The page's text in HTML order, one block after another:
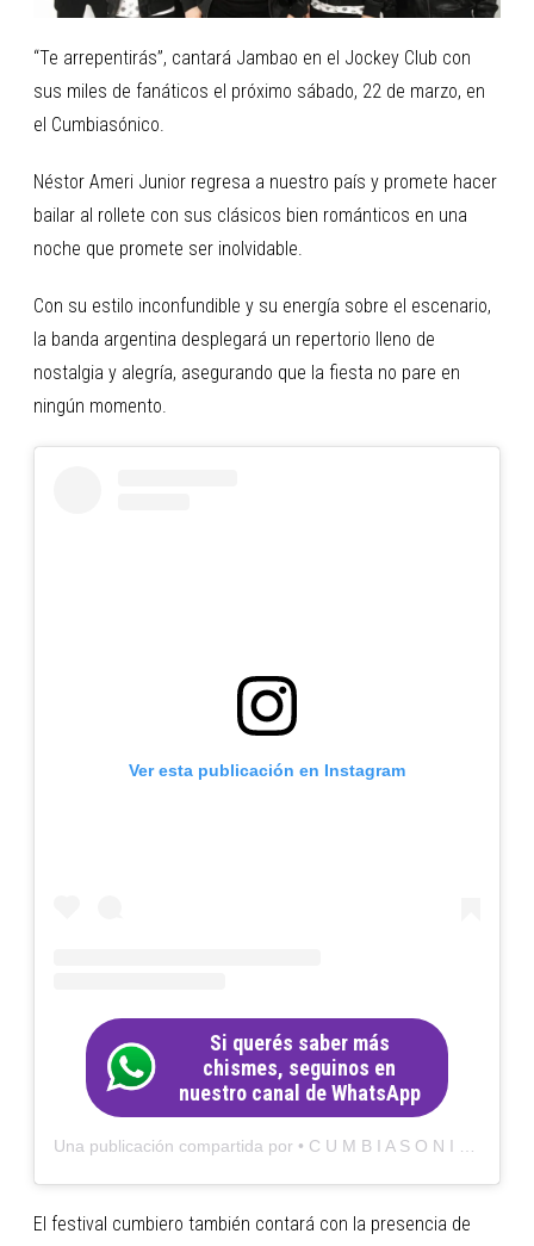
“Te arrepentirás”, cantará Jambao en el Jockey Club con
sus miles de fanáticos el próximo sábado, 22 de marzo, en
el Cumbiasónico.
Néstor Ameri Junior regresa a nuestro país y promete hacer
bailar al rollete con sus clásicos bien románticos en una
noche que promete ser inolvidable.
Con su estilo inconfundible y su energía sobre el escenario,
la banda argentina desplegará un repertorio lleno de
nostalgia y alegría, asegurando que la fiesta no pare en
ningún momento.
Ver esta publicación en Instagram
Si querés saber más
chismes, seguinos en
nuestro canal de WhatsApp
El festival cumbiero también contará con la presencia de